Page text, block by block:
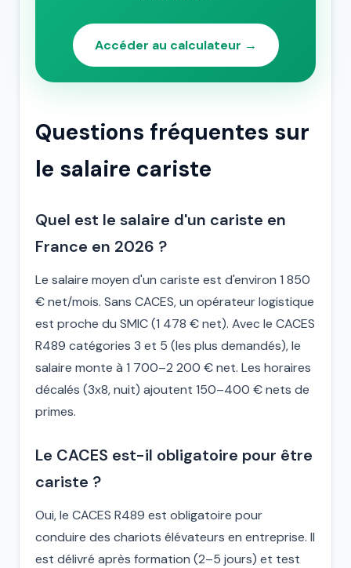
Accéder au calculateur →
Questions fréquentes sur
le salaire cariste
Quel est le salaire d'un cariste en
France en 2026 ?
Le salaire moyen d'un cariste est d'environ 1 850
€ net/mois. Sans CACES, un opérateur logistique
est proche du SMIC (1 478 € net). Avec le CACES
R489 catégories 3 et 5 (les plus demandés), le
salaire monte à 1 700–2 200 € net. Les horaires
décalés (3x8, nuit) ajoutent 150–400 € nets de
primes.
Le CACES est-il obligatoire pour être
cariste ?
Oui, le CACES R489 est obligatoire pour
conduire des chariots élévateurs en entreprise. Il
est délivré après formation (2–5 jours) et test